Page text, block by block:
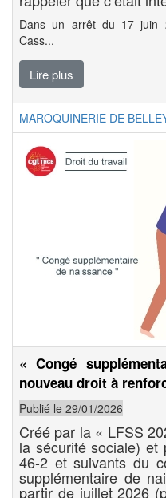
Dans un arrêt du 17 juin
Cass...
Lire plus
MAROQUINERIE DE
« Congé
nouveau droit à
Publié le 29/01/2026
Créé par la « LFSS
la sécurité sociale) et
46-2 et suivants du
supplémentaire de
partir de juillet 2026